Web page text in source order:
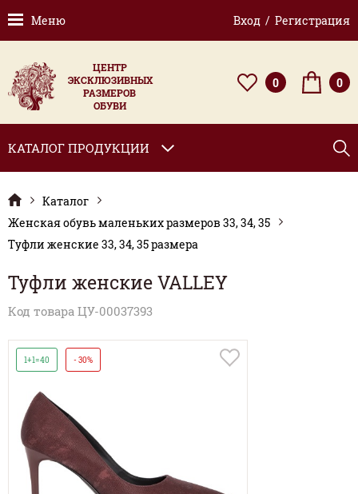
Меню Вход / Регистрация
ЦЕНТР
ЭКСКЛЮЗИВНЫХ
РАЗМЕРОВ
ОБУВИ
0 0
КАТАЛОГ ПРОДУКЦИИ
Каталог
Женская обувь маленьких размеров 33, 34, 35
Туфли женские 33, 34, 35 размера
Туфли женские VALLEY
Код товара ЦУ-00037393
1+1=40 - 30%